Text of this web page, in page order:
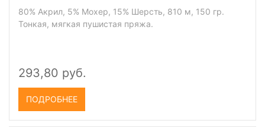
80% Aкрил, 5% Moxep, 15% Шерсть, 810 м, 150 гр.
Тонкая, мягкая пушистая пряжа.
293,80 руб.
ПОДРОБНЕЕ